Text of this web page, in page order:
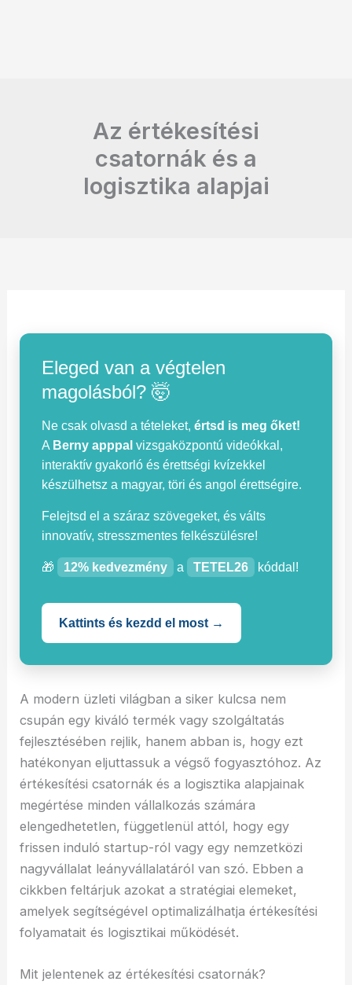
Az értékesítési
csatornák és a
logisztika alapjai
Eleged van a végtelen
magolásból? 🤯
Ne csak olvasd a tételeket,értsd is meg őket!
A Berny apppal vizsgaközpontú videókkal,
interaktív gyakorló és érettségi kvízekkel
készülhetsz a magyar, töri és angol érettségire.
Felejtsd el a száraz szövegeket, és válts
innovatív, stresszmentes felkészülésre!
🎁 12% kedvezmény a TETEL26 kóddal!
Kattints és kezdd el most →
A modern üzleti világban a siker kulcsa nem
csupán egy kiváló termék vagy szolgáltatás
fejlesztésében rejlik, hanem abban is, hogy ezt
hatékonyan eljuttassuk a végső fogyasztóhoz. Az
értékesítési csatornák és a logisztika alapjainak
megértése minden vállalkozás számára
elengedhetetlen, függetlenül attól, hogy egy
frissen induló startup-ról vagy egy nemzetközi
nagyvállalat leányvállalatáról van szó. Ebben a
cikkben feltárjuk azokat a stratégiai elemeket,
amelyek segítségével optimalizálhatja értékesítési
folyamatait és logisztikai működését.
Mit jelentenek az értékesítési csatornák?